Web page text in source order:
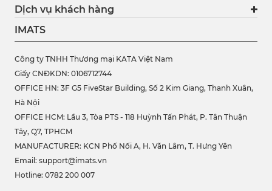
Dịch vụ khách hàng
IMATS
Công ty TNHH Thương mại KATA Việt Nam
Giấy CNĐKDN: 0106712744
OFFICE HN: 3F G5 FiveStar Building, Số 2 Kim Giang, Thanh Xuân,
Hà Nội
OFFICE HCM: Lầu 3, Tòa PTS - 118 Huỳnh Tấn Phát, P. Tân Thuận
Tây, Q7, TPHCM
MANUFACTURER: KCN Phố Nối A, H. Văn Lâm, T. Hưng Yên
Email: support@imats.vn
Hotline: 0782 200 007